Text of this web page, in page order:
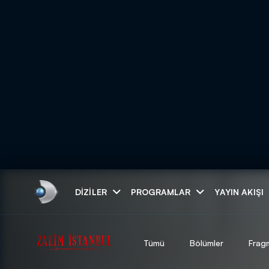
DIZILER PROGRAMLAR YAYIN AKIŞI
Tümü Bölümler